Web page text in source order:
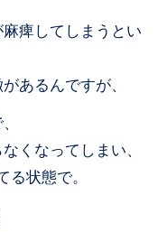
痺してしまうとい
あるんですが、
くなってしまい、
る状態で。